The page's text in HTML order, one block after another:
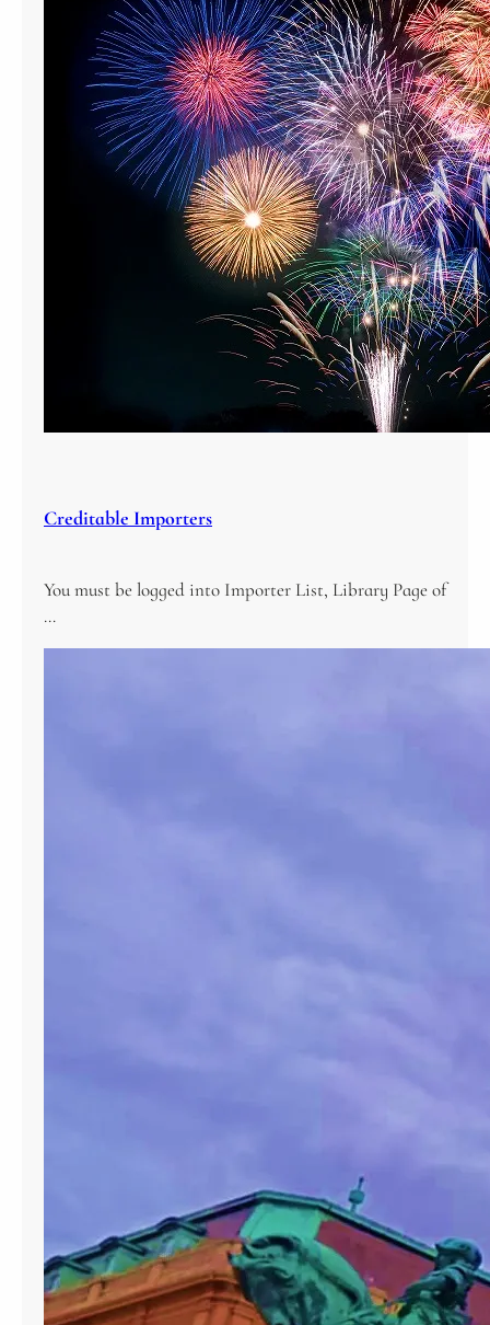
Creditable Importers
You must be logged into Importer List, Library Page of
…